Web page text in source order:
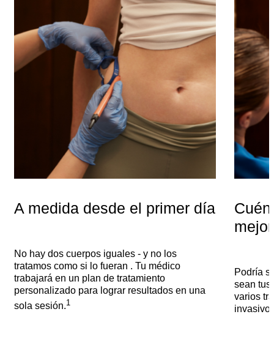
A medida desde el primer día
No hay dos cuerpos iguales - y no los
tratamos como si lo fueran . Tu médico
trabajará en un plan de tratamiento
personalizado para lograr resultados en una
sola sesión.1
Podría
sean tus
varios